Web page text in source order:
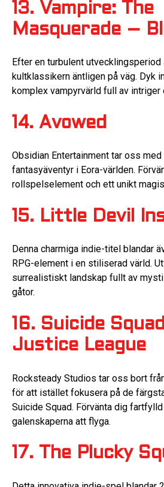
13. Vampire: The
Masquerade –
Efter en turbulent utvecklingsperiod
kultklassikern äntligen på väg. Dyk
komplex vampyrvärld full av intriger
14. Avowed
Obsidian Entertainment tar oss
fantasyäventyr i Eora-världen.
rollspelselement och ett unikt
15. Little Devil
Denna charmiga indie-titel blandar
RPG-element i en stiliserad värld.
surrealistiskt landskap fullt av
gåtor.
16. Suicide
Justice League
Rocksteady Studios tar oss bort
för att istället fokusera på de
Suicide Squad. Förvänta dig
galenskaperna att flyga.
17. The Plucky